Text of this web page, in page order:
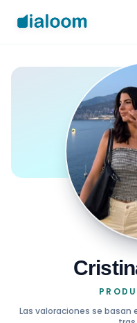
Las valoraciones se basan